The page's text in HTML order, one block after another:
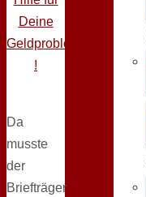
Deine
Geldprobleme
!
Da
musste
der
Briefträger